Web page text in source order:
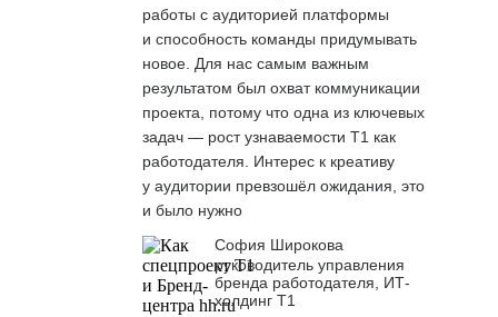
работы с аудиторией платформы
и способность команды придумывать
новое. Для нас самым важным
результатом был охват коммуникации
проекта, потому что одна из ключевых
задач — рост узнаваемости Т1 как
работодателя. Интерес к креативу
у аудитории превзошёл ожидания, это
и было нужно
София Широкова
руководитель управления
бренда работодателя, ИТ-
холдинг Т1